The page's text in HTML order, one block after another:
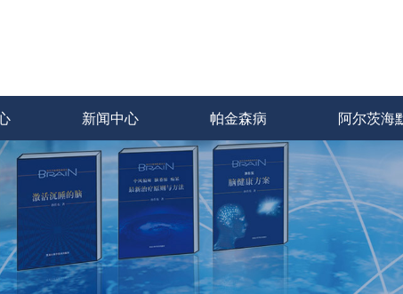
新闻中心 帕金森病 阿尔茨海